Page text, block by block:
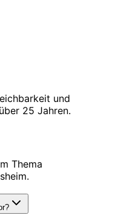
und
25 Jahren.
Thema